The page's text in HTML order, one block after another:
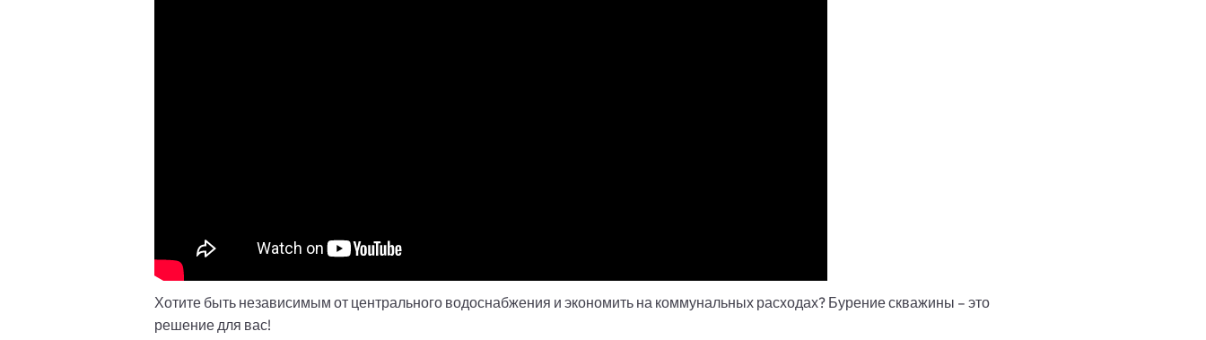
Хотите быть независимым от центрального водоснабжения и экономить на коммунальных расходах? Бурение скважины – это
решение для вас!